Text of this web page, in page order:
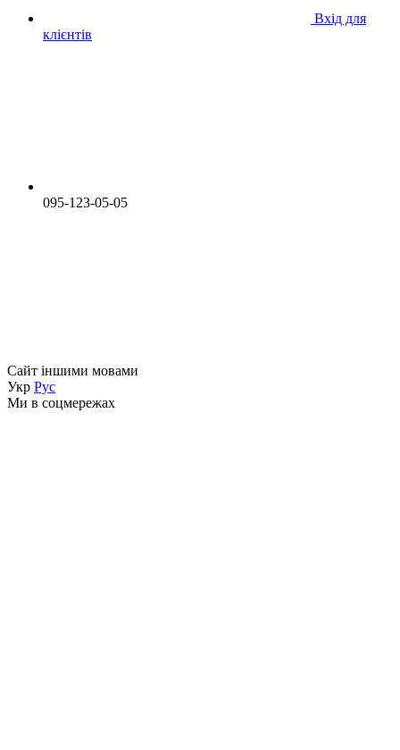
Вхід для
клієнтів
095-123-05-05
Сайт іншими мовами
Укр Рус
Ми в соцмережах